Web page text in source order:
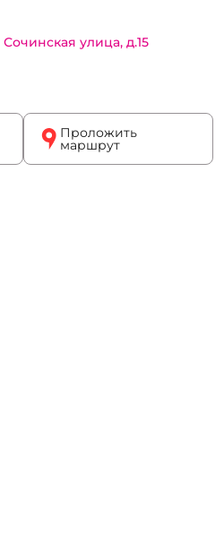
улица, д.15
Проложить
маршрут